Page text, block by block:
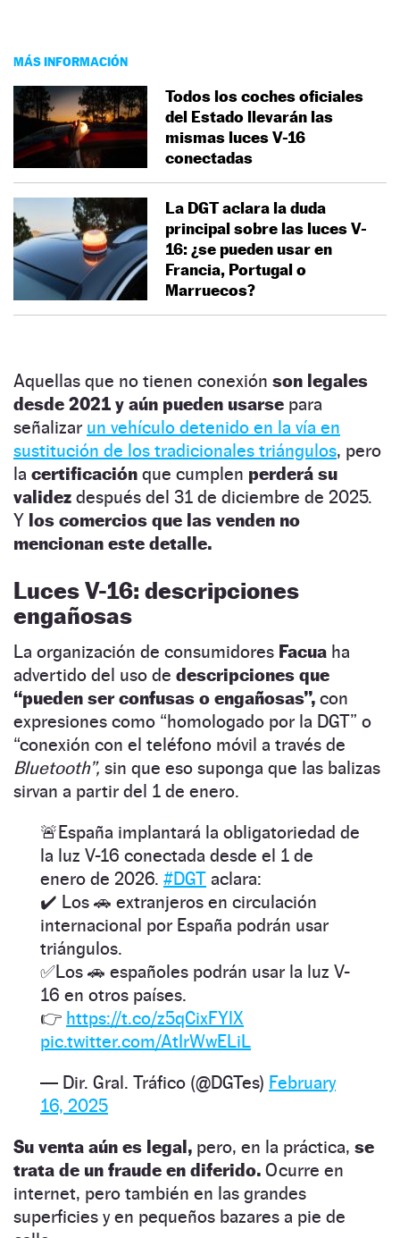
MÁS INFORMACIÓN
Todos los coches oficiales
del Estado llevarán las
mismas luces V-16
conectadas
La DGT aclara la duda
principal sobre las luces V-
16: ¿se pueden usar en
Francia, Portugal o
Marruecos?
Aquellas que no tienen conexión son legales
desde 2021 y aún pueden usarse para
señalizar un vehículo detenido en la vía en
sustitución de los tradicionales triángulos, pero
la certificación que cumplen perderá su
validez después del 31 de diciembre de 2025.
Y los comercios que las venden no
mencionan este detalle.
Luces V-16: descripciones
engañosas
La organización de consumidores Facua ha
advertido del uso de descripciones que
“pueden ser confusas o engañosas”, con
expresiones como “homologado por la DGT” o
“conexión con el teléfono móvil a través de
Bluetooth”, sin que eso suponga que las balizas
sirvan a partir del 1 de enero.
🚨España implantará la obligatoriedad de
la luz V-16 conectada desde el 1 de
enero de 2026. #DGT aclara:
✔️ Los 🚗 extranjeros en circulación
internacional por España podrán usar
triángulos.
✅Los 🚗 españoles podrán usar la luz V-
16 en otros países.
👉 https://t.co/z5qCixFYlX
pic.twitter.com/AtIrWwELiL
— Dir. Gral. Tráfico (@DGTes) February
16, 2025
Su venta aún es legal, pero, en la práctica, se
trata de un fraude en diferido. Ocurre en
internet, pero también en las grandes
superficies y en pequeños bazares a pie de